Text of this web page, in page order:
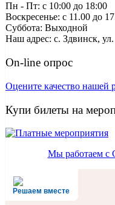
Пн - Пт: c 10:00 до 18:00
Воскресенье: с 11.00 до
Суббота: Выходной
Наш адрес: с. Здвинск,
On-line опрос
Оцените качество нашей
Купи билеты на
Мы работаем с
Решаем вместе